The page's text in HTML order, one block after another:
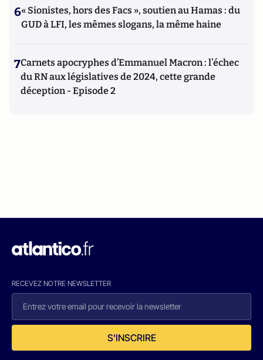
6« Sionistes, hors des Facs », soutien au Hamas : du
GUD à LFI, les mêmes slogans, la même haine
7Carnets apocryphes d’Emmanuel Macron : l’échec
du RN aux législatives de 2024, cette grande
déception - Episode 2
RECEVEZ NOTRE NEWSLETTER
S'INSCRIRE